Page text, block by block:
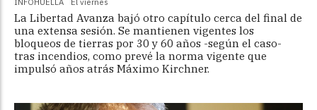
La Libertad Avanza bajó otro capítulo cerca del final de
una extensa sesión. Se mantienen vigentes los
bloqueos de tierras por 30 y 60 años -según el caso-
tras incendios, como prevé la norma vigente que
impulsó años atrás Máximo Kirchner.